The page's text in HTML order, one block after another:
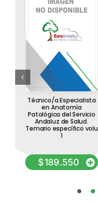
Técnico/a Especialista
en Anatomía
Patológica del Servicio
Andaluz de Salud.
Temario específico volu
1
$189.550